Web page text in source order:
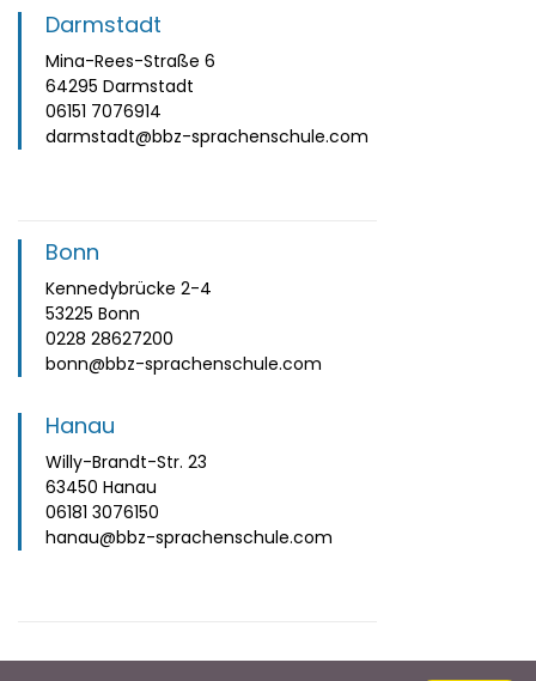
Darmstadt
Mina-Rees-Straße 6
64295 Darmstadt
06151 7076914
darmstadt@bbz-sprachenschule.com
Bonn
Kennedybrücke 2-4
53225 Bonn
0228 28627200
bonn@bbz-sprachenschule.com
Hanau
Willy-Brandt-Str. 23
63450 Hanau
06181 3076150
hanau@bbz-sprachenschule.com